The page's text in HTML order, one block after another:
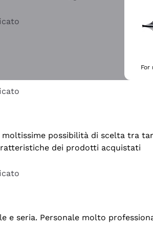
possibilità di scelta tra
dei prodotti acquistati
e seria. Personale molto
For